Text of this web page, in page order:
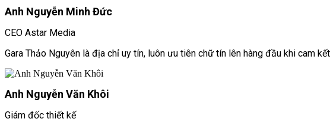
Anh Nguyễn Minh Đức
CEO Astar Media
Gara Thảo Nguyên là địa chỉ uy tín, luôn ưu tiên chữ tín lên hàng đầu khi cam
Anh Nguyễn Văn Khôi
Giám đốc thiết kế